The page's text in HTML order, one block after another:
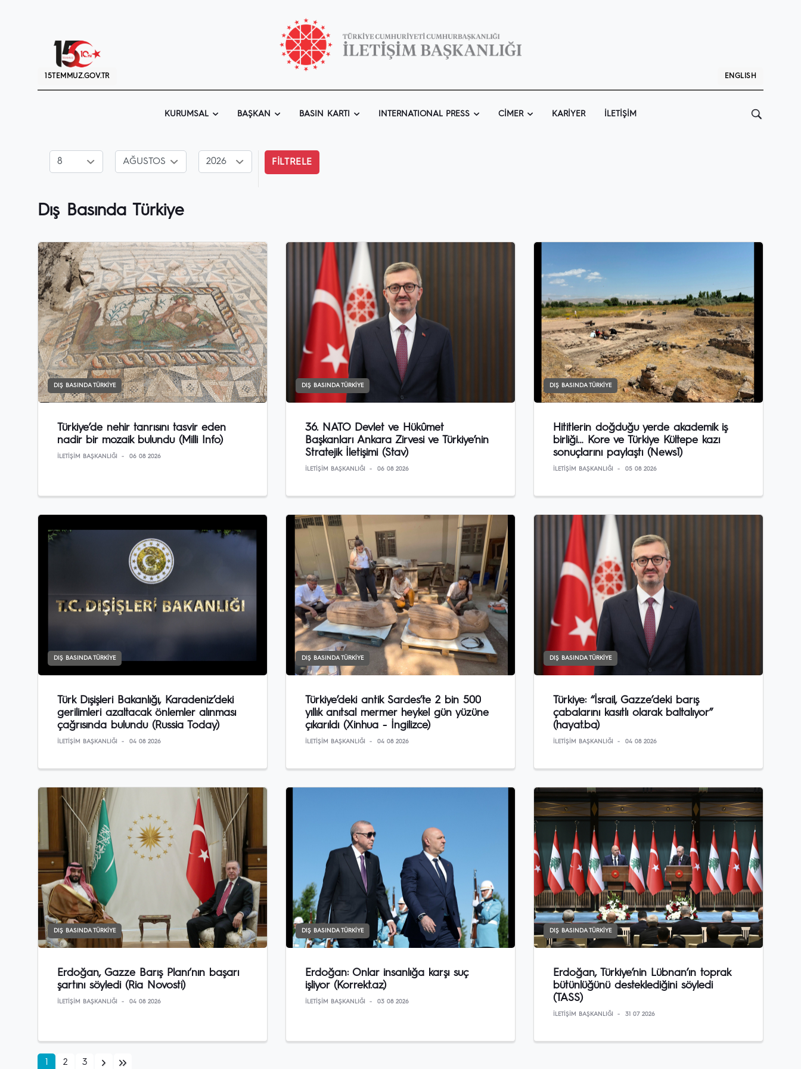
15TEMMUZ.GOV.TR ENGLISH
KURUMSAL BAŞKAN BASIN KARTI INTERNATIONAL PRESS CIMER KARIYER İLETIŞIM
FİLTRELE
Dış Basında Türkiye
DIŞ BASINDA TÜRKIYE
Türkiye’de nehir tanrısını tasvir eden
nadir bir mozaik bulundu (Milli Info)
İLETIŞIM BAŞKANLIĞI 06 08 2026
DIŞ BASINDA TÜRKIYE
36. NATO Devlet ve Hükûmet
Başkanları Ankara Zirvesi ve Türkiye’nin
Stratejik İletişimi (Stav)
İLETIŞIM BAŞKANLIĞI 06 08 2026
DIŞ BASINDA TÜRKIYE
Hititlerin doğduğu yerde akademik iş
birliği… Kore ve Türkiye Kültepe kazı
sonuçlarını paylaştı (News1)
İLETIŞIM BAŞKANLIĞI 05 08 2026
DIŞ BASINDA TÜRKIYE
Türk Dışişleri Bakanlığı, Karadeniz’deki
gerilimleri azaltacak önlemler alınması
çağrısında bulundu (Russia Today)
İLETIŞIM BAŞKANLIĞI 04 08 2026
DIŞ BASINDA TÜRKIYE
Türkiye’deki antik Sardes’te 2 bin 500
yıllık anıtsal mermer heykel gün yüzüne
çıkarıldı (Xinhua - İngilizce)
İLETIŞIM BAŞKANLIĞI 04 08 2026
DIŞ BASINDA TÜRKIYE
Türkiye: “İsrail, Gazze’deki barış
çabalarını kasıtlı olarak baltalıyor”
(hayat.ba)
İLETIŞIM BAŞKANLIĞI 04 08 2026
DIŞ BASINDA TÜRKIYE
Erdoğan, Gazze Barış Planı‘nın başarı
şartını söyledi (Ria Novosti)
İLETIŞIM BAŞKANLIĞI 04 08 2026
DIŞ BASINDA TÜRKIYE
Erdoğan: Onlar insanlığa karşı suç
işliyor (Korrekt.az)
İLETIŞIM BAŞKANLIĞI 03 08 2026
DIŞ BASINDA TÜRKIYE
Erdoğan, Türkiye’nin Lübnan’ın toprak
bütünlüğünü desteklediğini söyledi
(TASS)
İLETIŞIM BAŞKANLIĞI 31 07 2026
2 3